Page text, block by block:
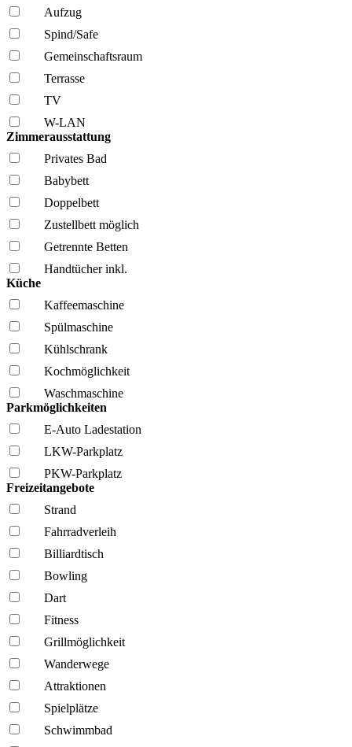
Aufzug
Spind/Safe
Gemeinschafts­raum
Terrasse
TV
W-LAN
Zimmerausstattung
Privates Bad
Babybett
Doppelbett
Zustellbett möglich
Getrennte Betten
Handtücher inkl.
Küche
Kaffee­maschine
Spül­maschine
Kühl­schrank
Kochmöglich­keit
Wasch­maschine
Parkmöglichkeiten
E-Auto Ladestation
LKW-Parkplatz
PKW-Parkplatz
Freizeitangebote
Strand
Fahrrad­verleih
Billiardtisch
Bowling
Dart
Fitness
Grillmöglich­keit
Wanderwege
Attraktionen
Spielplätze
Schwimmbad